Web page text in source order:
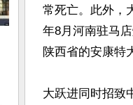
常死亡。此外，
年8月河南驻马
陕西省的安康特
大跃进同时招致